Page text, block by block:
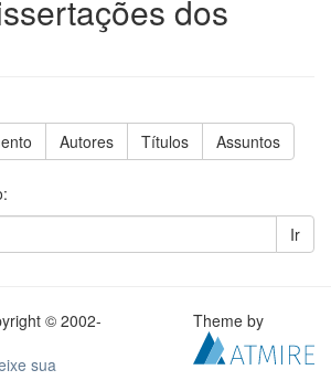
dos
Autores Títulos Assuntos
Ir
© 2002-
sua
Theme by